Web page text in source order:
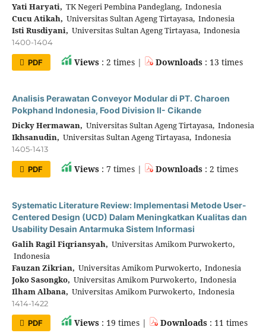
Yati Haryati, TK Negeri Pembina Pandeglang, Indonesia
Cucu Atikah, Universitas Sultan Ageng Tirtayasa, Indonesia
Isti Rusdiyani, Universitas Sultan Ageng Tirtayasa, Indonesia
1400-1404
PDF Views : 2 times | Downloads : 13 times
Analisis Perawatan Conveyor Modular di PT. Charoen
Pokphand Indonesia, Food Division II- Cikande
Dicky Hermawan, Universitas Sultan Ageng Tirtayasa, Indonesia
Ikhsanudin, Universitas Sultan Ageng Tirtayasa, Indonesia
1405-1413
PDF Views : 7 times | Downloads : 2 times
Systematic Literature Review: Implementasi Metode User-
Centered Design (UCD) Dalam Meningkatkan Kualitas dan
Usability Desain Antarmuka Sistem Informasi
Galih Ragil Fiqriansyah, Universitas Amikom Purwokerto,
Indonesia
Fauzan Zikrian, Universitas Amikom Purwokerto, Indonesia
Joko Sasongko, Universitas Amikom Purwokerto, Indonesia
Ilham Albana, Universitas Amikom Purwokerto, Indonesia
1414-1422
PDF Views : 19 times | Downloads : 11 times